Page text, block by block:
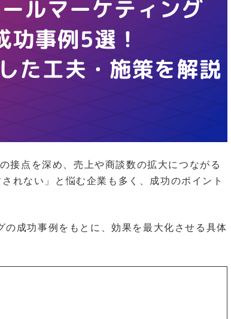
接点を深め、売上や商談数の拡大につながる
れない」と悩む企業も多く、成功のポイント
成功事例をもとに、効果を最大化させる具体